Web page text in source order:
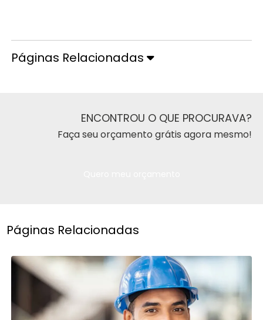
Páginas Relacionadas
ENCONTROU O QUE PROCURAVA?
Faça seu orçamento grátis agora mesmo!
Páginas Relacionadas